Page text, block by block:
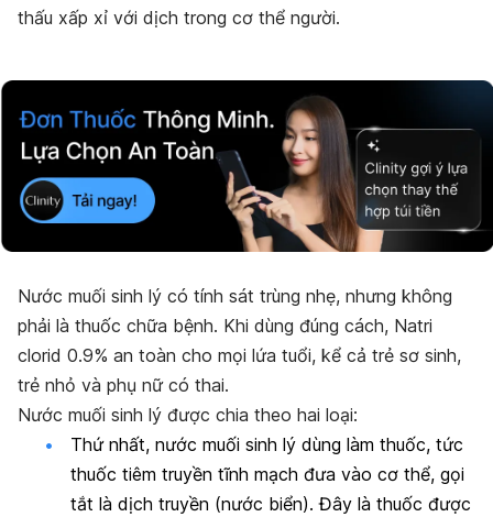
thấu xấp xỉ với dịch trong cơ thể người.
Nước muối sinh lý có tính sát trùng nhẹ, nhưng không
phải là thuốc chữa bệnh. Khi dùng đúng cách, Natri
clorid 0.9% an toàn cho mọi lứa tuổi, kể cả trẻ sơ sinh,
trẻ nhỏ và phụ nữ có thai.
Nước muối sinh lý được chia theo hai loại:
Thứ nhất, nước muối sinh lý dùng làm thuốc, tức
thuốc tiêm truyền tĩnh mạch đưa vào cơ thể, gọi
tắt là dịch truyền (nước biển). Đây là thuốc được